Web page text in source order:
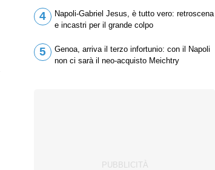
4
Napoli-Gabriel Jesus, è tutto vero: retroscena
e incastri per il grande colpo
5
Genoa, arriva il terzo infortunio: con il Napoli
non ci sarà il neo-acquisto Meichtry